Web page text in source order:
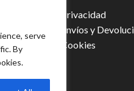
serve
By
Política de Privacidad
Política de Envíos y
Política de Cookies